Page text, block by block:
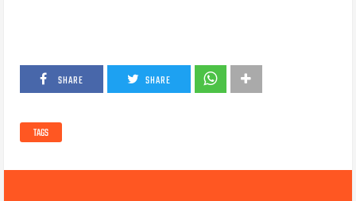
SHARE SHARE
TAGS